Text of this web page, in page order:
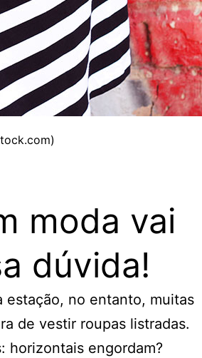
moda vai
dúvida!
estação, no entanto, muitas
de vestir roupas listradas.
horizontais engordam?